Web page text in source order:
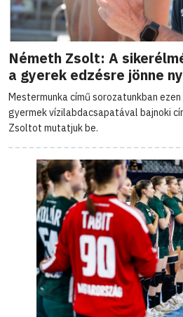
Németh Zsolt: A
a gyerek edzésre jönne
Mestermunka című sorozatunkban ezen
gyermek vízilabdacsapatával bajnoki
Zsoltot mutatjuk be.